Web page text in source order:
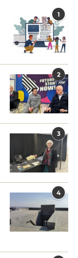
1
2
3
4